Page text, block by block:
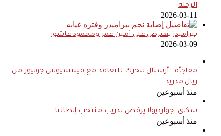
الرحلة
2026-03-11
بيراميدز يعترض على أمين عمر ومحمود عاشور
2026-03-09
مفاجأة.. أرسنال يتحرك للتعاقد مع فينيسيوس جونيور من
ريال مدريد
منذ أسبوعين
سكاي: جوارديولا يرفض تدريب منتخب إيطاليا
منذ أسبوعين